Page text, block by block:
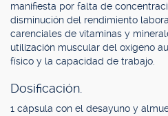
manifiesta por falta de
disminución del rendimiento
carenciales de vitaminas y
utilización muscular del oxígeno
físico y la capacidad de trabajo.
Dosificación.
1 cápsula con el desayuno y